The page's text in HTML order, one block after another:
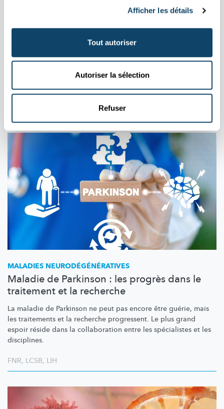
Afficher les détails
Tout autoriser
Autoriser la sélection
Refuser
Le diabète – une maladie répandue, un
risque sous-estimé
Le Luxembourg compte près de 35 000 personnes atteintes de
diabète, un chiffre qui est en hausse. Pour les patients, c'est est
un fardeau au quotidien, pour la médecine, un sujet de
recherche majeur.
MALADIES NEURODÉGÉNÉRATIVES
Maladie de Parkinson : les progrès dans le
traitement et la recherche
La maladie de Parkinson ne peut pas encore être guérie, mais
les traitements et la recherche progressent. Le plus grand
espoir réside dans la collaboration entre les spécialistes et les
disciplines.
FNR, LCSB, LIH